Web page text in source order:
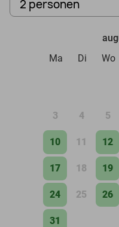
2 personen
Ma
Di Wo
3 4 5
10 11 12
17 18 19
24 25 26
31